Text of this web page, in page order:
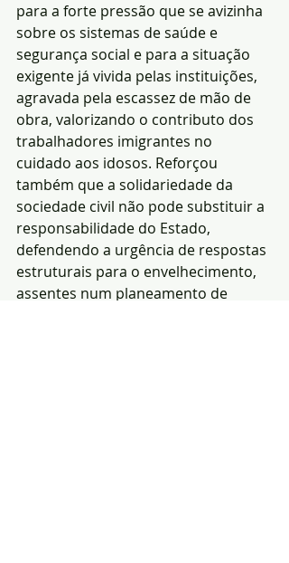
para a forte pressão que se avizinha
sobre os sistemas de saúde e
segurança social e para a situação
exigente já vivida pelas instituições,
agravada pela escassez de mão de
obra, valorizando o contributo dos
trabalhadores imigrantes no
cuidado aos idosos. Reforçou
também que a solidariedade da
sociedade civil não pode substituir a
responsabilidade do Estado,
defendendo a urgência de respostas
estruturais para o envelhecimento,
assentes num planeamento de